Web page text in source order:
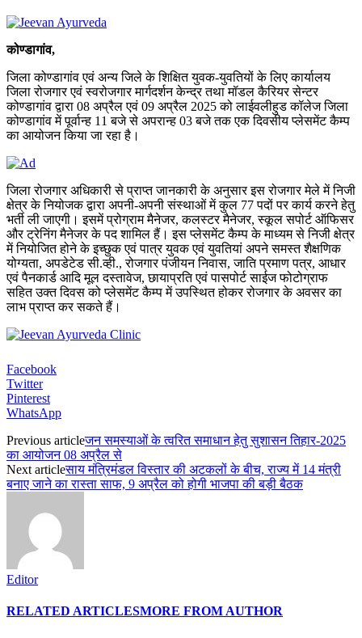
कोण्डागांव,
जिला कोण्डागांव एवं अन्य जिले के शिक्षित युवक-युवतियों के लिए कार्यालय
जिला रोजगार एवं स्वरोजगार मार्गदर्शन केन्द्र तथा मॉडल कैरियर सेन्टर
कोण्डागांव द्वारा 08 अप्रैल एवं 09 अप्रैल 2025 को लाईवलीहुड कॉलेज जिला
कोण्डागांव में पूर्वान्ह 11 बजे से अपरान्ह 03 बजे तक एक दिवसीय प्लेसमेंट कैम्प
का आयोजन किया जा रहा है।
जिला रोजगार अधिकारी से प्राप्त जानकारी के अनुसार इस रोजगार मेले में निजी
क्षेत्र के नियोजक द्वारा अपनी-अपनी संस्थाओं में कुल 77 पदों पर कार्य करने हेतु
भर्ती ली जाएगी। इसमें प्रोग्राम मैनेजर, कलस्टर मैनेजर, स्कूल सपोर्ट ऑफिसर
और ट्रेनिंग मैनेजर के पद शामिल हैं। इस प्लेसमेंट कैम्प के माध्यम से निजी क्षेत्र
में नियोजित होने के इच्छुक एवं पात्र युवक एवं युवतियां अपने समस्त शैक्षणिक
योग्यता, अपडेटेड सी.व्ही., रोजगार पंजीयन निवास, जाति प्रमाण पत्र, आधार
एवं पैनकार्ड आदि मूल दस्तावेज, छायाप्रति एवं पासपोर्ट साईज फोटोग्राफ
सहित उक्त दिवस को प्लेसमेंट कैम्प में उपस्थित होकर रोजगार के अवसर का
लाभ प्राप्त कर सकते हैं।
Facebook
Twitter
Pinterest
WhatsApp
Previous articleजन समस्याओं के त्वरित समाधान हेतु सुशासन तिहार-2025
का आयोजन 08 अप्रैल से
Next articleसाय मंत्रिमंडल विस्तार की अटकलों के बीच, राज्य में 14 मंत्री
बनाए जाने का रास्ता साफ, 9 अप्रैल को होगी भाजपा की बड़ी बैठक
Editor
RELATED ARTICLESMORE FROM AUTHOR